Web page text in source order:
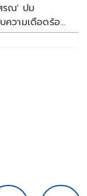
รณ' ปม
วามเดือดร้อน